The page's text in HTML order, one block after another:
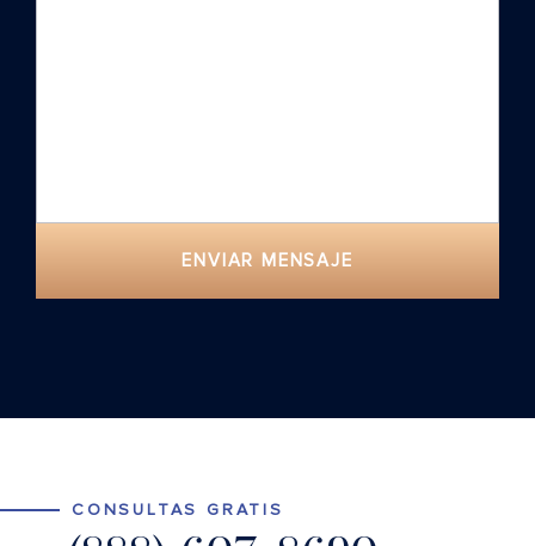
ENVIAR MENSAJE
CONSULTAS GRATIS